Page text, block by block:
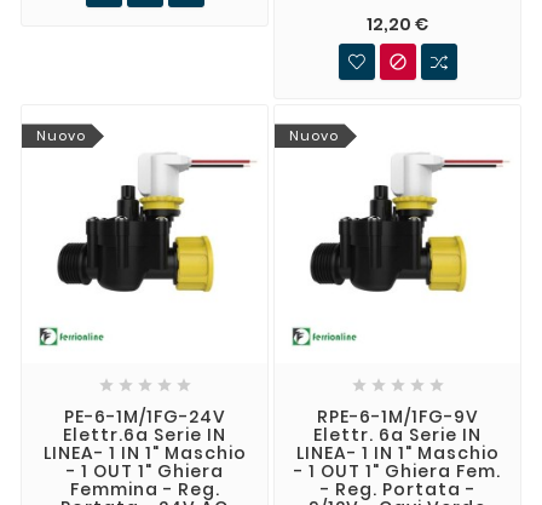
12,20 €

Nuovo
    
PE-6-1M/1FG-24V
Elettr.6a Serie IN
LINEA- 1 IN 1" Maschio
- 1 OUT 1" Ghiera
Femmina - Reg.
Nuovo
    
RPE-6-1M/1FG-9V
Elettr. 6a Serie IN
LINEA- 1 IN 1" Maschio
- 1 OUT 1" Ghiera Fem.
- Reg. Portata -